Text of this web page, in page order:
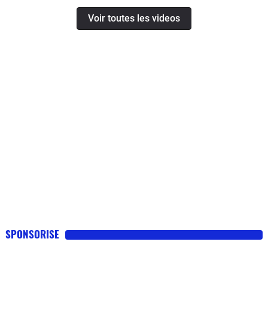
Voir toutes les videos
SPONSORISE